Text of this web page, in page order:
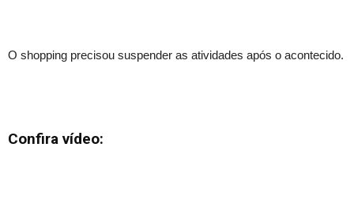
O shopping precisou suspender as atividades após o acontecido.
Confira vídeo: